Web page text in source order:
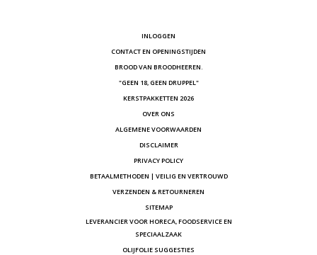
INLOGGEN
CONTACT EN OPENINGSTIJDEN
BROOD VAN BROODHEEREN.
"GEEN 18, GEEN DRUPPEL"
KERSTPAKKETTEN 2026
OVER ONS
ALGEMENE VOORWAARDEN
DISCLAIMER
PRIVACY POLICY
BETAALMETHODEN | VEILIG EN VERTROUWD
VERZENDEN & RETOURNEREN
SITEMAP
LEVERANCIER VOOR HORECA, FOODSERVICE EN
SPECIAALZAAK
OLIJFOLIE SUGGESTIES